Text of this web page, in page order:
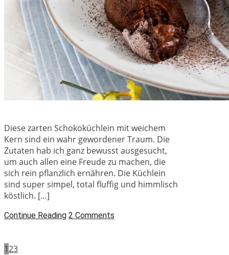
Diese zarten Schokoküchlein mit weichem
Kern sind ein wahr gewordener Traum. Die
Zutaten hab ich ganz bewusst ausgesucht,
um auch allen eine Freude zu machen, die
sich rein pflanzlich ernähren. Die Küchlein
sind super simpel, total fluffig und himmlisch
köstlich. […]
Continue Reading 2 Comments
123